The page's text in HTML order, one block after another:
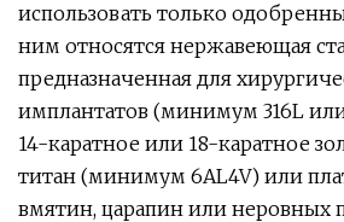
использовать только
ним относятся нержавеющая
предназначенная для
имплантатов (минимум 316L или
14-каратное или 18-каратное
титан (минимум 6AL4V) или
вмятин, царапин или неровных